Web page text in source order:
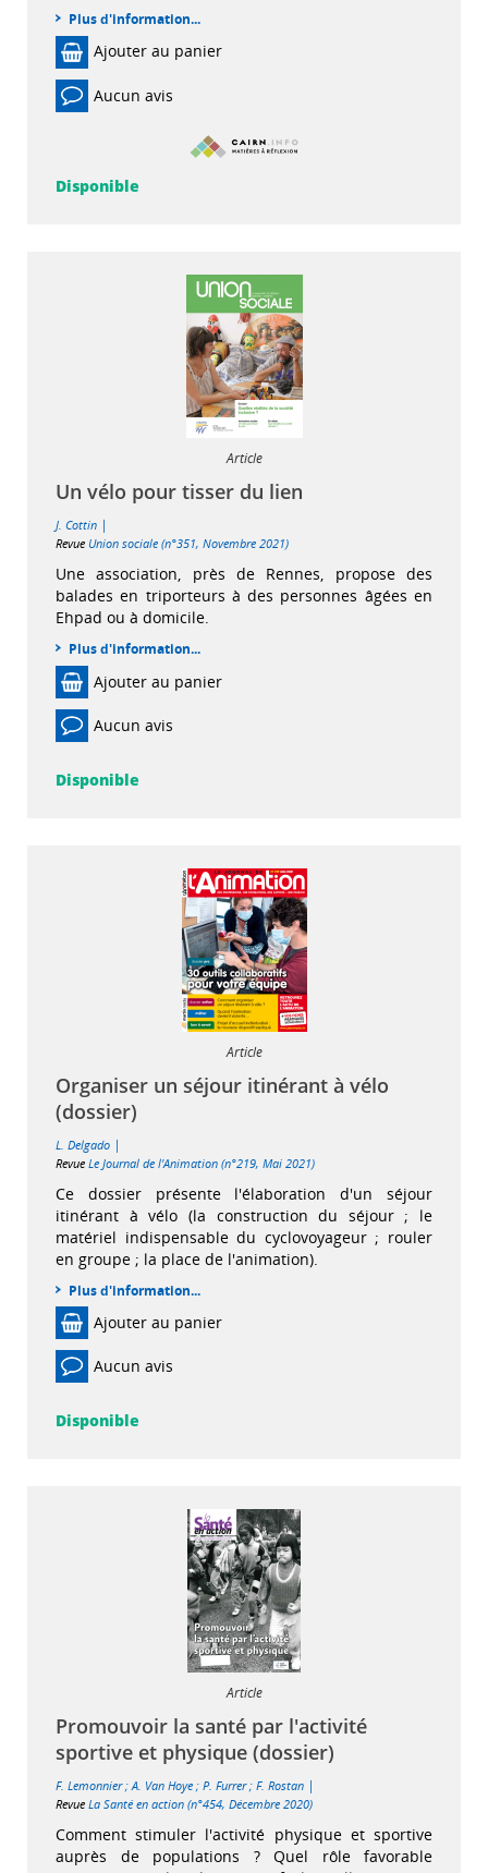
Plus d'information...
Ajouter au panier
Aucun avis
Disponible
Article
Un vélo pour tisser du lien
J. Cottin |
Revue Union sociale (n°351, Novembre 2021)
Une association, près de Rennes, propose des
balades en triporteurs à des personnes âgées en
Ehpad ou à domicile.
Plus d'information...
Ajouter au panier
Aucun avis
Disponible
Article
Organiser un séjour itinérant à vélo
(dossier)
L. Delgado |
Revue Le Journal de l'Animation (n°219, Mai 2021)
Ce dossier présente l'élaboration d'un séjour
itinérant à vélo (la construction du séjour ; le
matériel indispensable du cyclovoyageur ; rouler
en groupe ; la place de l'animation).
Plus d'information...
Ajouter au panier
Aucun avis
Disponible
Article
Promouvoir la santé par l'activité
sportive et physique (dossier)
F. Lemonnier; A. Van Hoye ; P. Furrer; F. Rostan |
Revue La Santé en action (n°454, Décembre 2020)
Comment stimuler l'activité physique et sportive
auprès de populations ? Quel rôle favorable